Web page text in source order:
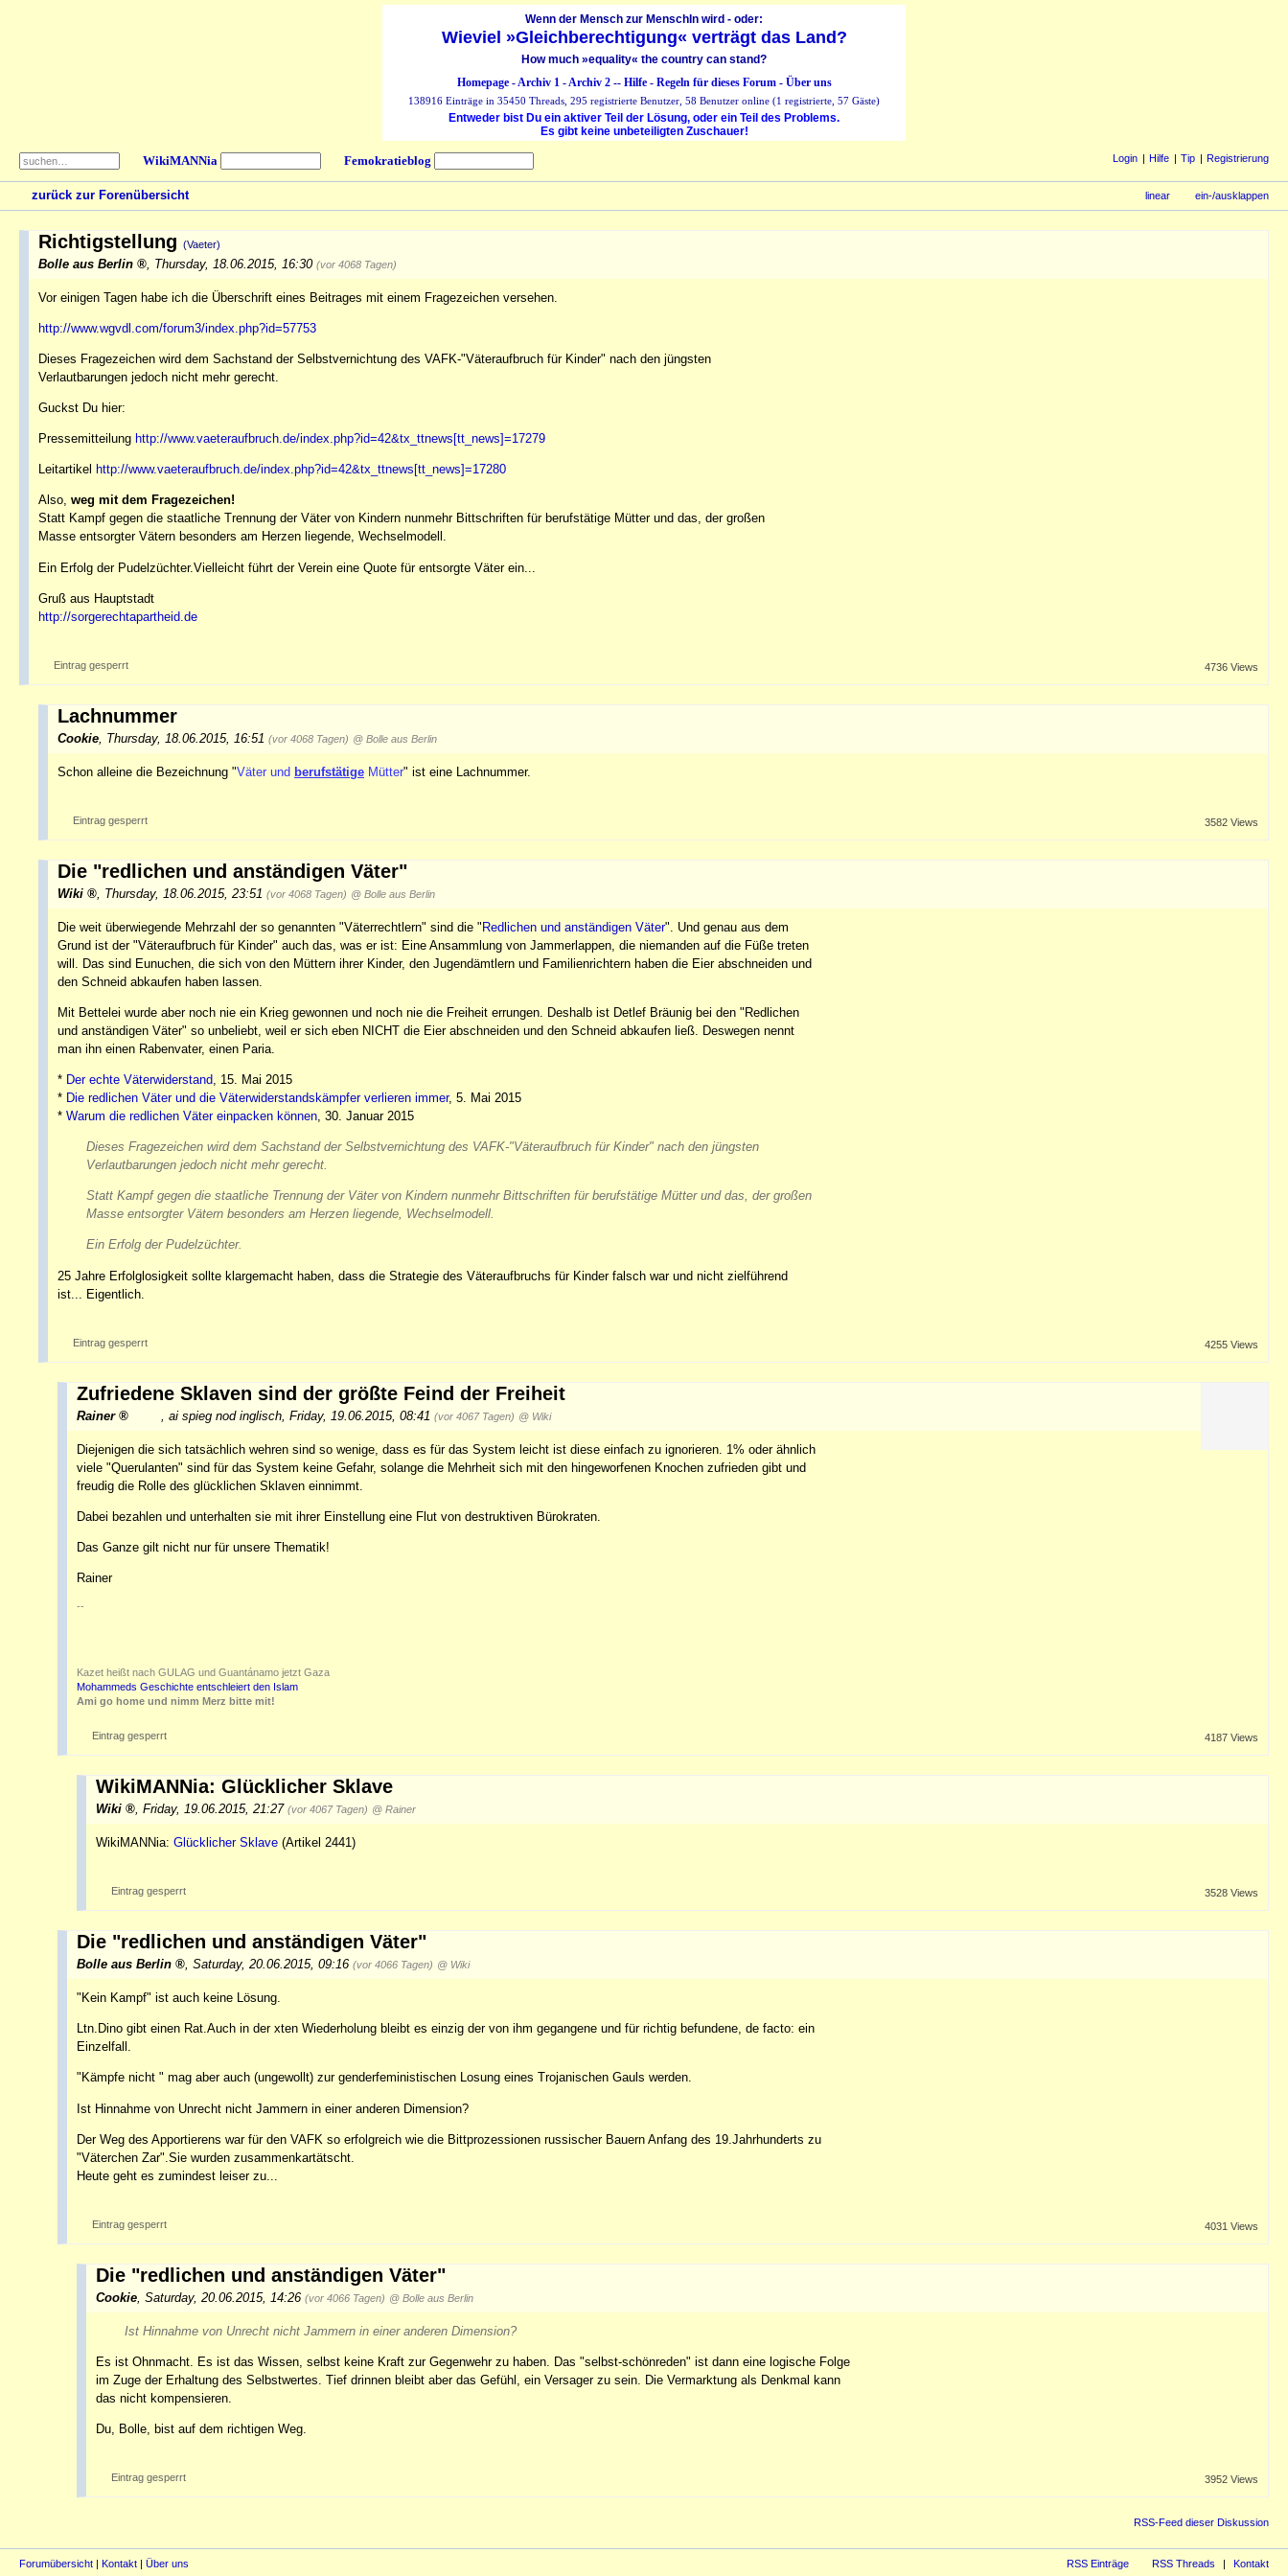
Wenn der Mensch zur MenschIn wird - oder:
Wieviel »Gleichberechtigung« verträgt das Land?
How much »equality« the country can stand?
Homepage-Archiv 1-Archiv 2-- Hilfe- Regeln für dieses Forum- Über uns
138916 Einträge in 35450 Threads, 295 registrierte Benutzer, 58 Benutzer online (1 registrierte, 57 Gäste)
Entweder bist Du ein aktiver Teil der Lösung, oder ein Teil des Problems.
Es gibt keine unbeteiligten Zuschauer!
WikiMANNia Femokratieblog Login Hilfe Tip Registrierung
zurück zur Forenübersicht linear ein-/ausklappen
Richtigstellung (Vaeter)
Bolle aus Berlin Thursday, 18.06.2015, 16:30 (vor 4068 Tagen)
Vor einigen Tagen habe ich die Überschrift eines Beitrages mit einem Fragezeichen versehen.
http://www.wgvdl.com/forum3/index.php?id=57753
Dieses Fragezeichen wird dem Sachstand der Selbstvernichtung des VAFK-"Väteraufbruch für Kinder" nach den jüngsten
Verlautbarungen jedoch nicht mehr gerecht.
Guckst Du hier:
Pressemitteilung http://www.vaeteraufbruch.de/index.php?id=42&tx_ttnews[tt_news]=17279
Leitartikel http://www.vaeteraufbruch.de/index.php?id=42&tx_ttnews[tt_news]=17280
Also, weg mit dem Fragezeichen!
Statt Kampf gegen die staatliche Trennung der Väter von Kindern nunmehr Bittschriften für berufstätige Mütter und das, der großen
Masse entsorgter Vätern besonders am Herzen liegende, Wechselmodell.
Ein Erfolg der Pudelzüchter.Vielleicht führt der Verein eine Quote für entsorgte Väter ein...
Gruß aus Hauptstadt
http://sorgerechtapartheid.de
Eintrag gesperrt 4736 Views
Lachnummer
Cookie Thursday, 18.06.2015, 16:51 (vor 4068 Tagen) @ Bolle aus Berlin
Schon alleine die Bezeichnung "Väter und berufstätige Mütter" ist eine Lachnummer.
Eintrag gesperrt 3582 Views
Die "redlichen und anständigen Väter"
Wiki Thursday, 18.06.2015, 23:51 (vor 4068 Tagen) @ Bolle aus Berlin
Die weit überwiegende Mehrzahl der so genannten "Väterrechtlern" sind die " Redlichen und anständigen Väter". Und genau aus dem
Grund ist der "Väteraufbruch für Kinder" auch das, was er ist: Eine Ansammlung von Jammerlappen, die niemanden auf die Füße treten
will. Das sind Eunuchen, die sich von den Müttern ihrer Kinder, den Jugendämtlern und Familienrichtern haben die Eier abschneiden und
den Schneid abkaufen haben lassen.
Mit Bettelei wurde aber noch nie ein Krieg gewonnen und noch nie die Freiheit errungen. Deshalb ist Detlef Bräunig bei den "Redlichen
und anständigen Väter" so unbeliebt, weil er sich eben NICHT die Eier abschneiden und den Schneid abkaufen ließ. Deswegen nennt
man ihn einen Rabenvater, einen Paria.
* Der echte Väterwiderstand, 15. Mai 2015
* Die redlichen Väter und die Väterwiderstandskämpfer verlieren immer, 5. Mai 2015
* Warum die redlichen Väter einpacken können, 30. Januar 2015
Dieses Fragezeichen wird dem Sachstand der Selbstvernichtung des VAFK-"Väteraufbruch für Kinder" nach den jüngsten
Verlautbarungen jedoch nicht mehr gerecht.
Statt Kampf gegen die staatliche Trennung der Väter von Kindern nunmehr Bittschriften für berufstätige Mütter und das, der großen
Masse entsorgter Vätern besonders am Herzen liegende, Wechselmodell.
Ein Erfolg der Pudelzüchter.
25 Jahre Erfolglosigkeit sollte klargemacht haben, dass die Strategie des Väteraufbruchs für Kinder falsch war und nicht zielführend
ist... Eigentlich.
Eintrag gesperrt 4255 Views
Zufriedene Sklaven sind der größte Feind der Freiheit
Rainer ai spieg nod inglisch Friday, 19.06.2015, 08:41 (vor 4067 Tagen) @ Wiki
Diejenigen die sich tatsächlich wehren sind so wenige, dass es für das System leicht ist diese einfach zu ignorieren. 1% oder ähnlich
viele "Querulanten" sind für das System keine Gefahr, solange die Mehrheit sich mit den hingeworfenen Knochen zufrieden gibt und
freudig die Rolle des glücklichen Sklaven einnimmt.
Dabei bezahlen und unterhalten sie mit ihrer Einstellung eine Flut von destruktiven Bürokraten.
Das Ganze gilt nicht nur für unsere Thematik!
Rainer
--
Kazet heißt nach GULAG und Guantánamo jetzt Gaza
Mohammeds Geschichte entschleiert den Islam
Ami go home und nimm Merz bitte mit!
Eintrag gesperrt 4187 Views
WikiMANNia: Glücklicher Sklave
Wiki , Friday, 19.06.2015, 21:27 (vor 4067 Tagen) @ Rainer
WikiMANNia: Glücklicher Sklave (Artikel 2441)
Eintrag gesperrt 3528 Views
Die "redlichen und anständigen Väter"
Bolle aus Berlin , Saturday, 20.06.2015, 09:16 (vor 4066 Tagen) @ Wiki
"Kein Kampf" ist auch keine Lösung.
Ltn.Dino gibt einen Rat.Auch in der xten Wiederholung bleibt es einzig der von ihm gegangene und für richtig befundene, de facto: ein
Einzelfall.
"Kämpfe nicht " mag aber auch (ungewollt) zur genderfeministischen Losung eines Trojanischen Gauls werden.
Ist Hinnahme von Unrecht nicht Jammern in einer anderen Dimension?
Der Weg des Apportierens war für den VAFK so erfolgreich wie die Bittprozessionen russischer Bauern Anfang des 19.Jahrhunderts zu
"Väterchen Zar".Sie wurden zusammenkartätscht.
Heute geht es zumindest leiser zu...
Eintrag gesperrt 4031 Views
Die "redlichen und anständigen Väter"
Cookie Saturday, 20.06.2015, 14:26 (vor 4066 Tagen) @ Bolle aus Berlin
Ist Hinnahme von Unrecht nicht Jammern in einer anderen Dimension?
Es ist Ohnmacht. Es ist das Wissen, selbst keine Kraft zur Gegenwehr zu haben. Das "selbst-schönreden" ist dann eine logische Folge
im Zuge der Erhaltung des Selbstwertes. Tief drinnen bleibt aber das Gefühl, ein Versager zu sein. Die Vermarktung als Denkmal kann
das nicht kompensieren.
Du, Bolle, bist auf dem richtigen Weg.
Eintrag gesperrt 3952 Views
RSS-Feed dieser Diskussion
Forumübersicht | Kontakt | Über uns RSS Einträge RSS Threads Kontakt